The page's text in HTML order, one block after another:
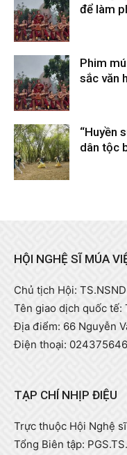
để làm
Phim
sắc văn
“Huyền
dân tộc
HỘI NGHỆ SĨ MÚA
Chủ tịch Hội:
Tên giao dịch quốc
Địa điểm: 66 Nguyễn
Điện thoại:
TẠP CHÍ NHỊP ĐIỆU
Trực thuộc Hội Nghệ
Tổng Biên tập: